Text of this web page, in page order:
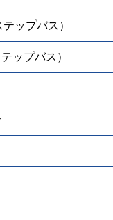
ップバス）
ップバス）